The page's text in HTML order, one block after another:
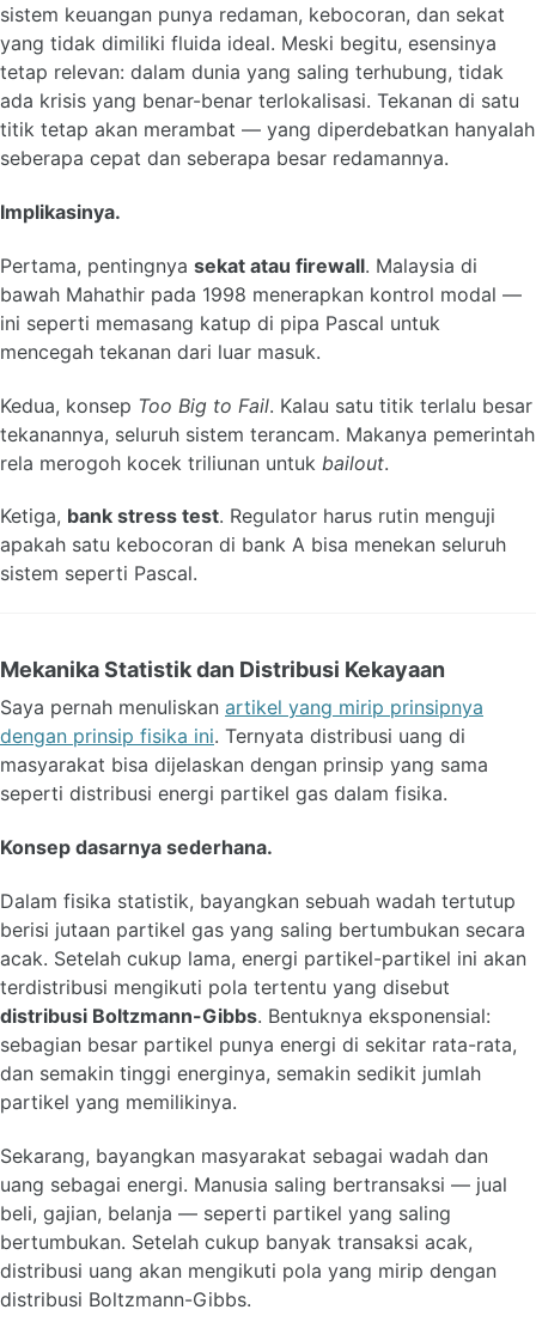
sistem keuangan punya redaman, kebocoran, dan sekat
yang tidak dimiliki fluida ideal. Meski begitu, esensinya
tetap relevan: dalam dunia yang saling terhubung, tidak
ada krisis yang benar-benar terlokalisasi. Tekanan di satu
titik tetap akan merambat — yang diperdebatkan hanyalah
seberapa cepat dan seberapa besar redamannya.
Implikasinya.
Pertama, pentingnya sekat atau firewall. Malaysia di
bawah Mahathir pada 1998 menerapkan kontrol modal —
ini seperti memasang katup di pipa Pascal untuk
mencegah tekanan dari luar masuk.
Kedua, konsep Too Big to Fail. Kalau satu titik terlalu besar
tekanannya, seluruh sistem terancam. Makanya pemerintah
rela merogoh kocek triliunan untuk bailout.
Ketiga, bank stress test. Regulator harus rutin menguji
apakah satu kebocoran di bank A bisa menekan seluruh
sistem seperti Pascal.
Mekanika Statistik dan Distribusi Kekayaan
Saya pernah menuliskan artikel yang mirip prinsipnya
dengan prinsip fisika ini. Ternyata distribusi uang di
masyarakat bisa dijelaskan dengan prinsip yang sama
seperti distribusi energi partikel gas dalam fisika.
Konsep dasarnya sederhana.
Dalam fisika statistik, bayangkan sebuah wadah tertutup
berisi jutaan partikel gas yang saling bertumbukan secara
acak. Setelah cukup lama, energi partikel-partikel ini akan
terdistribusi mengikuti pola tertentu yang disebut
distribusi Boltzmann-Gibbs. Bentuknya eksponensial:
sebagian besar partikel punya energi di sekitar rata-rata,
dan semakin tinggi energinya, semakin sedikit jumlah
partikel yang memilikinya.
Sekarang, bayangkan masyarakat sebagai wadah dan
uang sebagai energi. Manusia saling bertransaksi — jual
beli, gajian, belanja — seperti partikel yang saling
bertumbukan. Setelah cukup banyak transaksi acak,
distribusi uang akan mengikuti pola yang mirip dengan
distribusi Boltzmann-Gibbs.